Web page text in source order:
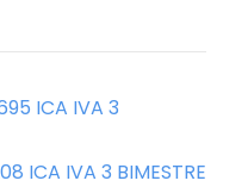
ICA IVA 3
ICA IVA 3 BIMESTRE